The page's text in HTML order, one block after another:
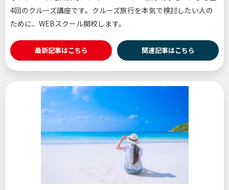
4回のクルーズ講座です。クルーズ旅行を本気で検討したい人の
ために、WEBスクール開校します。
最新記事はこちら 関連記事はこちら